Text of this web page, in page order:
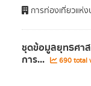
การท่องเที่ยวแห่ง
ชุดข้อมูลยุทธศา
การ... 690 total